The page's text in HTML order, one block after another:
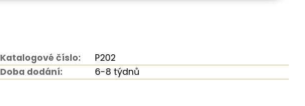
Katalogové číslo:
P202
Doba dodání:
6-8 týdnů